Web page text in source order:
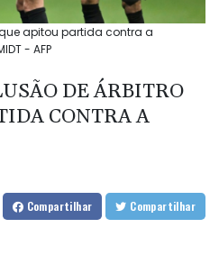
apitou partida contra a
- AFP
DE ÁRBITRO
CONTRA A
Compartilhar Compartilhar